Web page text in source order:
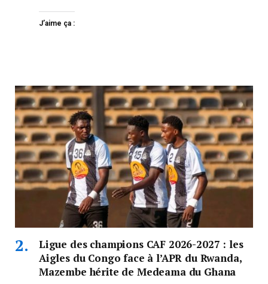
J’aime ça :
Ligue des champions CAF 2026-2027 : les
Aigles du Congo face à l’APR du Rwanda,
Mazembe hérite de Medeama du Ghana